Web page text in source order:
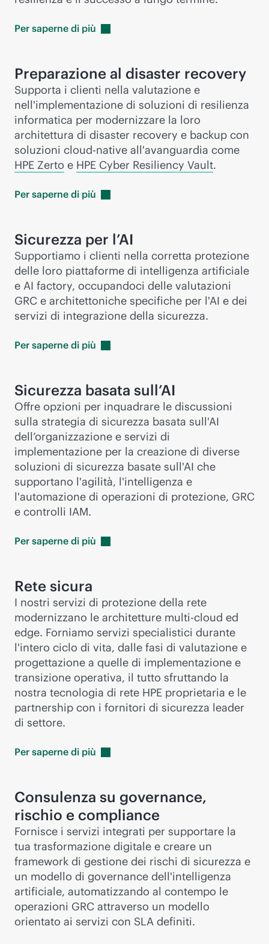
Per saperne di più
Preparazione al disaster recovery
Supporta i clienti nella valutazione e
nell'implementazione di soluzioni di resilienza
informatica per modernizzare la loro
architettura di disaster recovery e backup con
soluzioni cloud-native all'avanguardia come
HPE Zerto e HPE Cyber Resiliency Vault.
Per saperne di più
Sicurezza per l’AI
Supportiamo i clienti nella corretta protezione
delle loro piattaforme di intelligenza artificiale
e AI factory, occupandoci delle valutazioni
GRC e architettoniche specifiche per l'AI e dei
servizi di integrazione della sicurezza.
Per saperne di più
Sicurezza basata sull’AI
Offre opzioni per inquadrare le discussioni
sulla strategia di sicurezza basata sull'AI
dell’organizzazione e servizi di
implementazione per la creazione di diverse
soluzioni di sicurezza basate sull'AI che
supportano l'agilità, l'intelligenza e
l'automazione di operazioni di protezione, GRC
e controlli IAM.
Per saperne di più
Rete sicura
I nostri servizi di protezione della rete
modernizzano le architetture multi-cloud ed
edge. Forniamo servizi specialistici durante
l'intero ciclo di vita, dalle fasi di valutazione e
progettazione a quelle di implementazione e
transizione operativa, il tutto sfruttando la
nostra tecnologia di rete HPE proprietaria e le
partnership con i fornitori di sicurezza leader
di settore.
Per saperne di più
Consulenza su governance,
rischio e compliance
Fornisce i servizi integrati per supportare la
tua trasformazione digitale e creare un
framework di gestione dei rischi di sicurezza e
un modello di governance dell'intelligenza
artificiale, automatizzando al contempo le
operazioni GRC attraverso un modello
orientato ai servizi con SLA definiti.